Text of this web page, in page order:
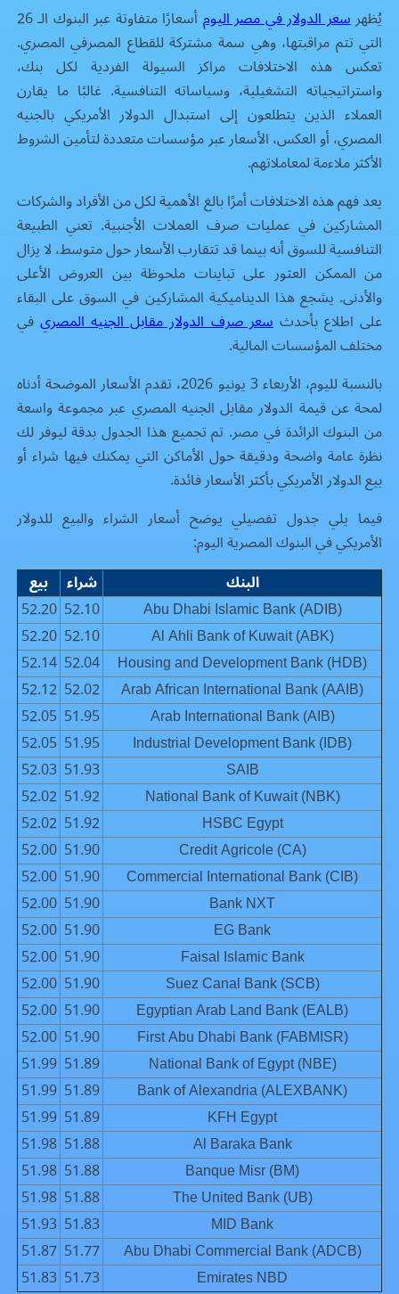
يُظهرسعر الدولار في مصر اليوم أسعارًا متفاوتة عبر البنوك الـ 26
التي تتم مراقبتها، وهي سمة مشتركة للقطاع المصرفي المصري.
تعكس هذه الاختلافات مراكز السيولة الفردية لكل بنك،
واستراتيجياته التشغيلية، وسياساته التنافسية. غالبًا ما يقارن
العملاء الذين يتطلعون إلى استبدال الدولار الأمريكي بالجنيه
المصري، أو العكس، الأسعار عبر مؤسسات متعددة لتأمين الشروط
الأكثر ملاءمة لمعاملاتهم.
يعد فهم هذه الاختلافات أمرًا بالغ الأهمية لكل من الأفراد والشركات
المشاركين في عمليات صرف العملات الأجنبية. تعني الطبيعة
التنافسية للسوق أنه بينما قد تتقارب الأسعار حول متوسط، لا يزال
من الممكن العثور على تباينات ملحوظة بين العروض الأعلى
والأدنى. يشجع هذا الديناميكية المشاركين في السوق على البقاء
على اطلاع بأحدثسعر صرف الدولار مقابل الجنيه المصري في
مختلف المؤسسات المالية.
بالنسبة لليوم، الأربعاء 3 يونيو 2026، تقدم الأسعار الموضحة أدناه
لمحة عن قيمة الدولار مقابل الجنيه المصري عبر مجموعة واسعة
من البنوك الرائدة في مصر. تم تجميع هذا الجدول بدقة ليوفر لك
نظرة عامة واضحة ودقيقة حول الأماكن التي يمكنك فيها شراء أو
بيع الدولار الأمريكي بأكثر الأسعار فائدة.
فيما يلي جدول تفصيلي يوضح أسعار الشراء والبيع للدولار
الأمريكي في البنوك المصرية اليوم:
البنك
شراء
بيع
Abu Dhabi Islamic Bank (ADIB)
52.10
52.20
Al Ahli Bank of Kuwait (ABK)
52.10
52.20
Housing and Development Bank (HDB)
52.04
52.14
Arab African International Bank (AAIB)
52.02
52.12
Arab International Bank (AIB)
51.95
52.05
Industrial Development Bank (IDB)
51.95
52.05
SAIB
51.93
52.03
National Bank of Kuwait (NBK)
51.92
52.02
HSBC Egypt
51.92
52.02
Credit Agricole (CA)
51.90
52.00
Commercial International Bank (CIB)
51.90
52.00
Bank NXT
51.90
52.00
EG Bank
51.90
52.00
Faisal Islamic Bank
51.90
52.00
Suez Canal Bank (SCB)
51.90
52.00
Egyptian Arab Land Bank (EALB)
51.90
52.00
First Abu Dhabi Bank (FABMISR)
51.90
52.00
National Bank of Egypt (NBE)
51.89
51.99
Bank of Alexandria (ALEXBANK)
51.89
51.99
KFH Egypt
51.89
51.99
Al Baraka Bank
51.88
51.98
Banque Misr (BM)
51.88
51.98
The United Bank (UB)
51.88
51.98
MID Bank
51.83
51.93
Abu Dhabi Commercial Bank (ADCB)
51.77
51.87
Emirates NBD
51.73
51.83